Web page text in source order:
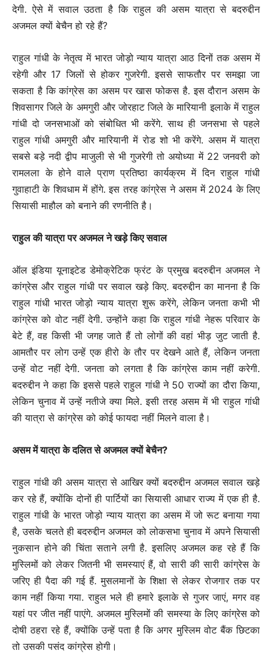
देगी. ऐसे में सवाल उठता है कि राहुल की असम यात्रा से बदरुद्दीन
अजमल क्यों बेचैन हो रहे हैं?
राहुल गांधी के नेतृत्व में भारत जोड़ो न्याय यात्रा आठ दिनों तक असम में
रहेगी और 17 जिलों से होकर गुजरेगी. इससे साफतौर पर समझा जा
सकता है कि कांग्रेस का असम पर खास फोकस है. इस दौरान असम के
शिवसागर जिले के अमगुरी और जोरहाट जिले के मारियानी इलाके में राहुल
गांधी दो जनसभाओं को संबोधित भी करेंगे. साथ ही जनसभा से पहले
राहुल गांधी अमगुरी और मारियानी में रोड शो भी करेंगे. असम में यात्रा
सबसे बड़े नदी द्वीप माजुली से भी गुजरेगी तो अयोध्या में 22 जनवरी को
रामलला के होने वाले प्राण प्रतिष्ठा कार्यक्रम में दिन राहुल गांधी
गुवाहाटी के शिवधाम में होंगे. इस तरह कांग्रेस ने असम में 2024 के लिए
सियासी माहौल को बनाने की रणनीति है।
राहुल की यात्रा पर अजमल ने खड़े किए सवाल
ऑल इंडिया यूनाइटेड डेमोक्रेटिक फ्रंट के प्रमुख बदरुद्दीन अजमल ने
कांग्रेस और राहुल गांधी पर सवाल खड़े किए. बदरुद्दीन का मानना है कि
राहुल गांधी भारत जोड़ो न्याय यात्रा शुरू करेंगे, लेकिन जनता कभी भी
कांग्रेस को वोट नहीं देगी. उन्होंने कहा कि राहुल गांधी नेहरू परिवार के
बेटे हैं, वह किसी भी जगह जाते हैं तो लोगों की वहां भीड़ जुट जाती है.
आमतौर पर लोग उन्हें एक हीरो के तौर पर देखने आते हैं, लेकिन जनता
उन्हें वोट नहीं देगी. जनता को लगता है कि कांग्रेस काम नहीं करेगी.
बदरुद्दीन ने कहा कि इससे पहले राहुल गांधी ने 50 राज्यों का दौरा किया,
लेकिन चुनाव में उन्हें नतीजे क्या मिले. इसी तरह असम में भी राहुल गांधी
की यात्रा से कांग्रेस को कोई फायदा नहीं मिलने वाला है।
असम में यात्रा के दलित से अजमल क्यों बेचैन?
राहुल गांधी की असम यात्रा से आखिर क्यों बदरुद्दीन अजमल सवाल खड़े
कर रहे हैं, क्योंकि दोनों ही पार्टियों का सियासी आधार राज्य में एक ही है.
राहुल गांधी के भारत जोड़ो न्याय यात्रा का असम में जो रूट बनाया गया
है, उसके चलते ही बदरुद्दीन अजमल को लोकसभा चुनाव में अपने सियासी
नुकसान होने की चिंता सताने लगी है. इसलिए अजमल कह रहे हैं कि
मुस्लिमों को लेकर जितनी भी समस्याएं हैं, वो सारी की सारी कांग्रेस के
जरिए ही पैदा की गई हैं. मुसलमानों के शिक्षा से लेकर रोजगार तक पर
काम नहीं किया गया. राहुल भले ही हमारे इलाके से गुजर जाएं, मगर वह
यहां पर जीत नहीं पाएंगे. अजमल मुस्लिमों की समस्या के लिए कांग्रेस को
दोषी ठहरा रहे हैं, क्योंकि उन्हें पता है कि अगर मुस्लिम वोट बैंक छिटका
तो उसकी पसंद कांग्रेस होगी।